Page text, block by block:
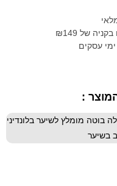
של ₪149
:
סרום סילבר פלקס פיגמנט של La beaute לה בוטה מומלץ לשיער בלונדיני
בשיער